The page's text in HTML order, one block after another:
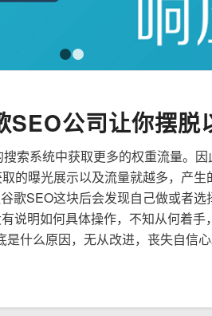
SEO公司让你摆脱
索系统中获取更多的权重流量。
的曝光展示以及流量就越多，产
歌SEO这块后会发现自己做或者
说明如何具体操作，不知从何着
什么原因，无从改进，丧失自信